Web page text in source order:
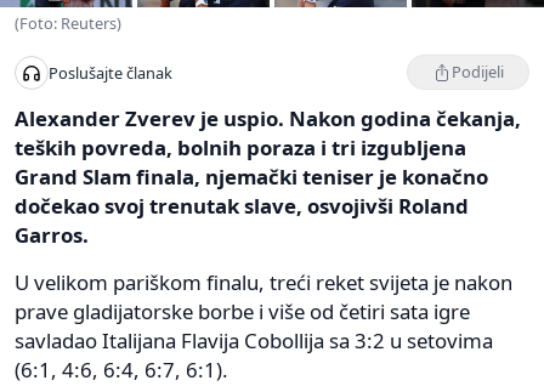
(Foto: Reuters)
Poslušajte članak Podijeli
Alexander Zverev je uspio. Nakon godina čekanja,
teških povreda, bolnih poraza i tri izgubljena
Grand Slam finala, njemački teniser je konačno
dočekao svoj trenutak slave, osvojivši Roland
Garros.
U velikom pariškom finalu, treći reket svijeta je nakon
prave gladijatorske borbe i više od četiri sata igre
savladao Italijana Flavija Cobollija sa 3:2 u setovima
(6:1, 4:6, 6:4, 6:7, 6:1).